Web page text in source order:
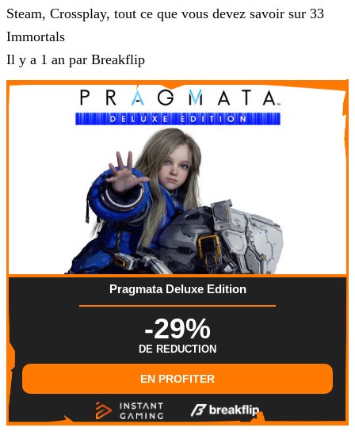
Steam, Crossplay, tout ce que vous devez savoir sur 33
Immortals
Il y a 1 an par Breakflip
Pragmata Deluxe Edition
-29%
DE REDUCTION
EN PROFITER